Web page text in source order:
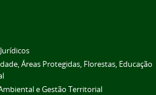
Áreas Protegidas, Florestas, Educação
e Gestão Territorial